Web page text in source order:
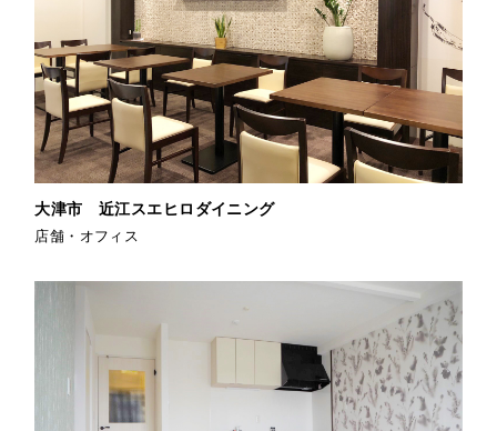
大津市 近江スエヒロダイニング
店舗・オフィス